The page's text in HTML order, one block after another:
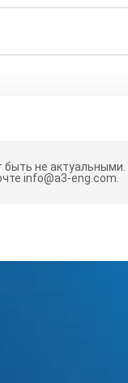
не актуальными.
info@a3-eng.com.